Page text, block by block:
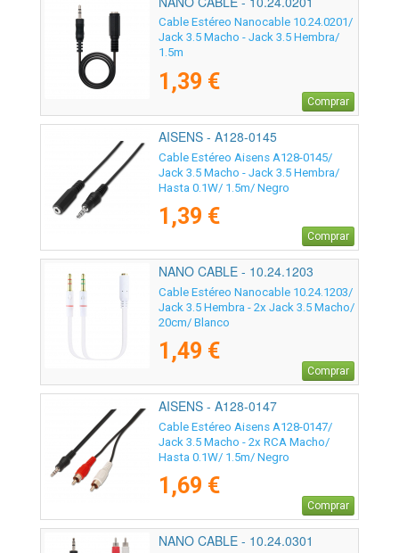
Cable Estéreo Nanocable 10.24.0201/
Jack 3.5 Macho - Jack 3.5 Hembra/
1.5m
1,39 €
Comprar
AISENS - A128-0145
Cable Estéreo Aisens A128-0145/
Jack 3.5 Macho - Jack 3.5 Hembra/
Hasta 0.1W/ 1.5m/ Negro
1,39 €
Comprar
NANO CABLE - 10.24.1203
Cable Estéreo Nanocable 10.24.1203/
Jack 3.5 Hembra - 2x Jack 3.5 Macho/
20cm/ Blanco
1,49 €
Comprar
AISENS - A128-0147
Cable Estéreo Aisens A128-0147/
Jack 3.5 Macho - 2x RCA Macho/
Hasta 0.1W/ 1.5m/ Negro
1,69 €
Comprar
NANO CABLE - 10.24.0301